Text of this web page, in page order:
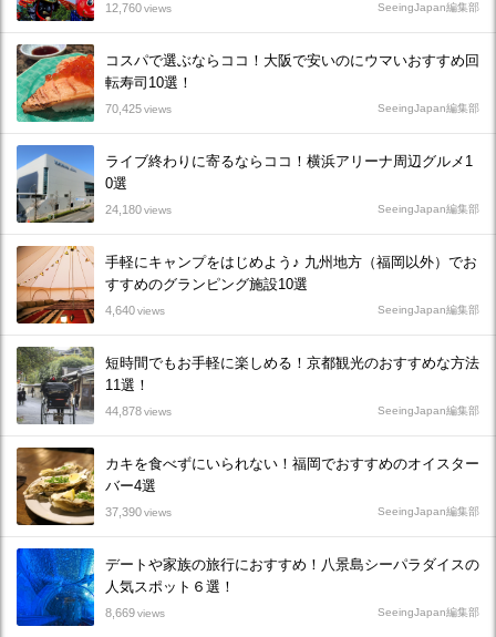
12,760views SeeingJapan編集部
コスパで選ぶならココ！大阪で安いのにウマいおすすめ回
転寿司10選！
70,425views SeeingJapan編集部
ライブ終わりに寄るならココ！横浜アリーナ周辺グルメ1
0選
24,180views SeeingJapan編集部
手軽にキャンプをはじめよう♪ 九州地方（福岡以外）でお
すすめのグランピング施設10選
4,640views SeeingJapan編集部
短時間でもお手軽に楽しめる！京都観光のおすすめな方法
11選！
44,878views SeeingJapan編集部
カキを食べずにいられない！福岡でおすすめのオイスター
バー4選
37,390views SeeingJapan編集部
デートや家族の旅行におすすめ！八景島シーパラダイスの
人気スポット６選！
8,669views SeeingJapan編集部